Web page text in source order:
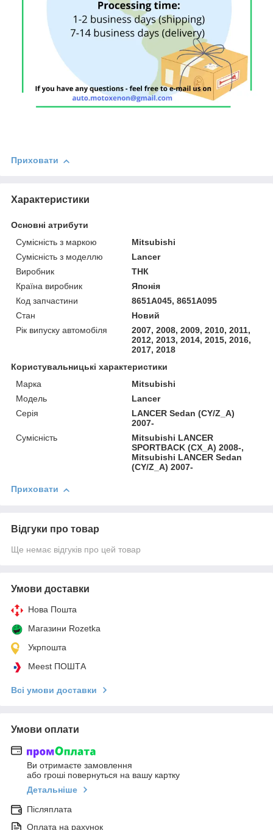
Приховати
Характеристики
Основні атрибути
Сумісність з маркою
Mitsubishi
Сумісність з моделлю
Lancer
Виробник
ТНК
Країна виробник
Японія
Код запчастини
8651A045, 8651A095
Стан
Новий
Рік випуску автомобіля
2007, 2008, 2009, 2010, 2011,
2012, 2013, 2014, 2015, 2016,
2017, 2018
Користувальницькі характеристики
Марка
Mitsubishi
Модель
Lancer
Серія
LANCER Sedan (CY/Z_A)
2007-
Сумісність
Mitsubishi LANCER
SPORTBACK (CX_A) 2008-,
Mitsubishi LANCER Sedan
(CY/Z_A) 2007-
Приховати
Відгуки про товар
Ще немає відгуків про цей товар
Умови доставки
Нова Пошта
Магазини Rozetka
Укрпошта
Meest ПОШТА
Всі умови доставки
Умови оплати
Ви отримаєте замовлення
або гроші повернуться на вашу картку
Детальніше
Післяплата
Оплата на рахунок